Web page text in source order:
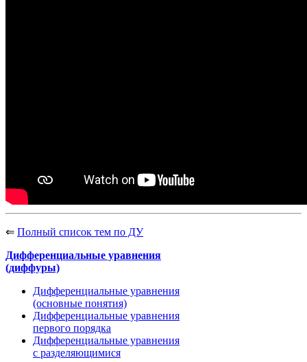
⇐ Полный список тем по ДУ
Дифференциальные уравнения
(диффуры)
Дифференциальные уравнения
(основные понятия)
Дифференциальные уравнения
первого порядка
Дифференциальные уравнения
с разделяющимися